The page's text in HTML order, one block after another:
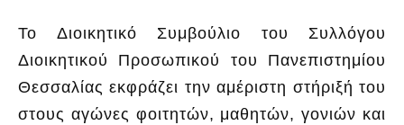
Το Διοικητικό Συμβούλιο του Συλλόγου
Διοικητικού Προσωπικού του Πανεπιστημίου
Θεσσαλίας εκφράζει την αμέριστη στήριξή του
στους αγώνες φοιτητών, μαθητών, γονιών και